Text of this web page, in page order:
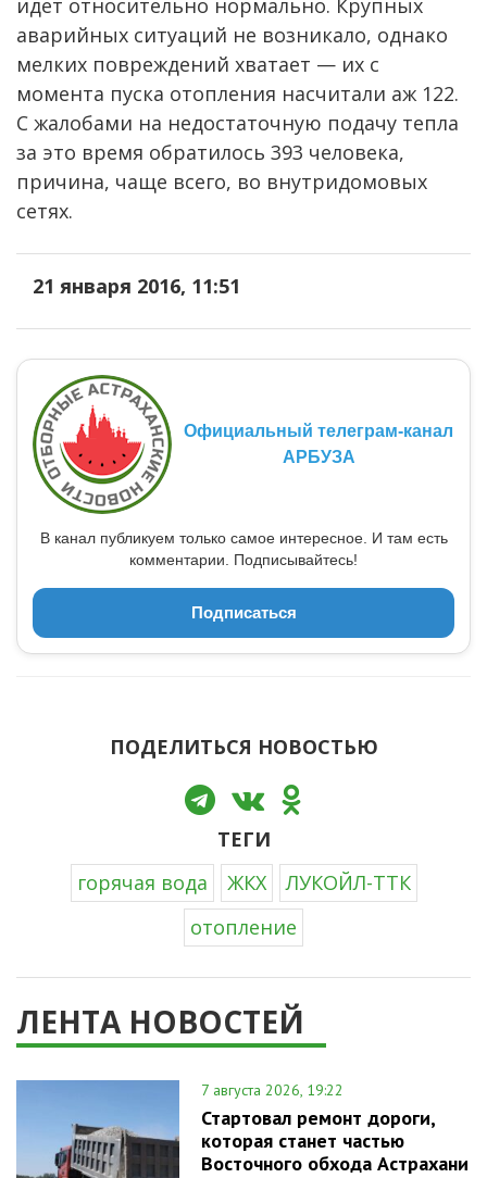
аварийных ситуаций не возникало, однако
мелких повреждений хватает — их с
момента пуска отопления насчитали аж 122.
С жалобами на недостаточную подачу тепла
за это время обратилось 393 человека,
причина, чаще всего, во внутридомовых
сетях.
21 января 2016, 11:51
Официальный телеграм-канал
АРБУЗА
В канал публикуем только самое интересное. И там есть
комментарии. Подписывайтесь!
Подписаться
ПОДЕЛИТЬСЯ НОВОСТЬЮ
ТЕГИ
горячая вода
ЖКХ
ЛУКОЙЛ-ТТК
отопление
ЛЕНТА НОВОСТЕЙ
7 августа 2026, 19:22
Стартовал ремонт дороги,
которая станет частью
Восточного обхода Астрахани